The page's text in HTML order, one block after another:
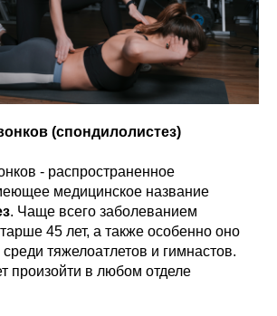
(спондилолистез)
- распространенное
медицинское название
. Чаще всего заболеванием
45 лет, а также особенно оно
тяжелоатлетов и гимнастов.
произойти в любом отделе